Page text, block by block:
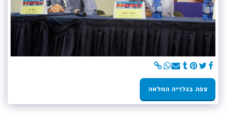
צפה בגלריה המלאה